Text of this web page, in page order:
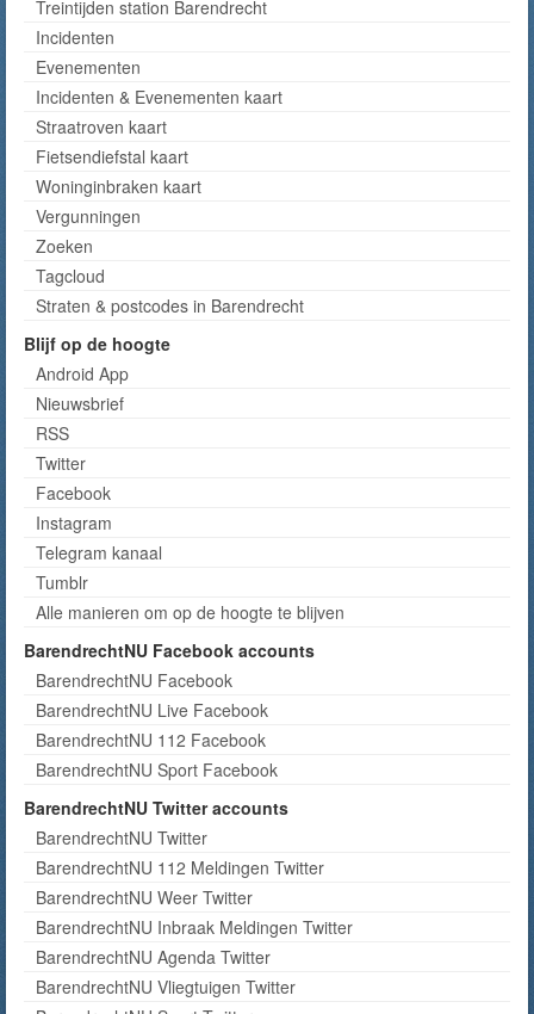
Treintijden station Barendrecht
Incidenten
Evenementen
Incidenten & Evenementen kaart
Straatroven kaart
Fietsendiefstal kaart
Woninginbraken kaart
Vergunningen
Zoeken
Tagcloud
Straten & postcodes in Barendrecht
Blijf op de hoogte
Android App
Nieuwsbrief
RSS
Twitter
Facebook
Instagram
Telegram kanaal
Tumblr
Alle manieren om op de hoogte te blijven
BarendrechtNU Facebook accounts
BarendrechtNU Facebook
BarendrechtNU Live Facebook
BarendrechtNU 112 Facebook
BarendrechtNU Sport Facebook
BarendrechtNU Twitter accounts
BarendrechtNU Twitter
BarendrechtNU 112 Meldingen Twitter
BarendrechtNU Weer Twitter
BarendrechtNU Inbraak Meldingen Twitter
BarendrechtNU Agenda Twitter
BarendrechtNU Vliegtuigen Twitter